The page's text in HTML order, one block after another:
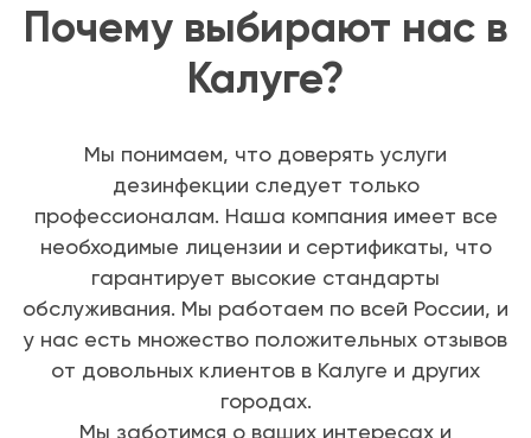
Почему выбирают нас в
Калуге?
Мы понимаем, что доверять услуги
дезинфекции следует только
профессионалам. Наша компания имеет все
необходимые лицензии и сертификаты, что
гарантирует высокие стандарты
обслуживания. Мы работаем по всей России, и
у нас есть множество положительных отзывов
от довольных клиентов в Калуге и других
городах.
Мы заботимся о ваших интересах и